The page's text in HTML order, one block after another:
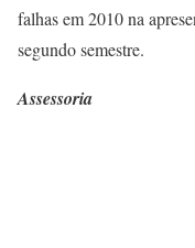
falhas em 2010 na
segundo semestre.
Assessoria